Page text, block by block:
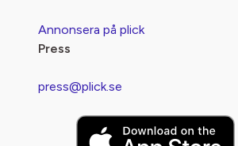
Annonsera på plick
Press
press@plick.se